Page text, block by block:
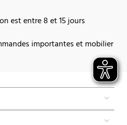
est entre 8 et 15 jours
importantes et mobilier